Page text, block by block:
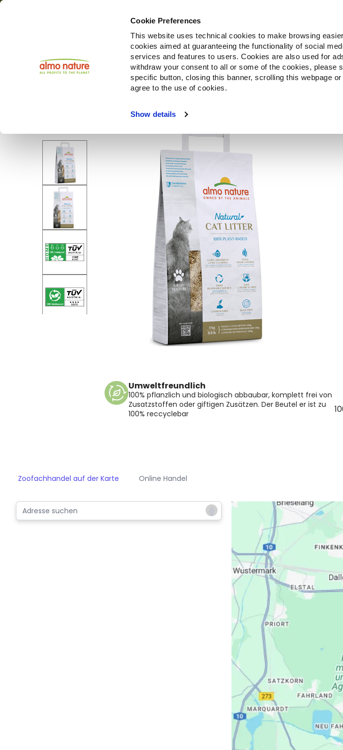
Cookie Preferences
This website uses technical cookies to make browsing
cookies aimed at guaranteeing the functionality of social
services and features to users. Cookies are also used for
withdraw your consent to all or some of the cookies, please
specific button, closing this banner, scrolling this webpage
agree to the use of cookies.
Show details
Produkte Companion for Life
Choose another country or region to see content specific to your location.
Umweltfreundlich
100% pflanzlich und biologisch abbaubar, komplett frei von
Zusatzstoffen oder giftigen Zusätzen. Der Beutel er ist zu
100% reccyclebar
Zoofachhandel auf der Karte Online Handel